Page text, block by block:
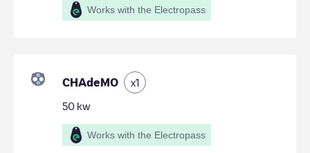
Works with the Electropass
CHAdeMO x1
50 kw
Works with the Electropass